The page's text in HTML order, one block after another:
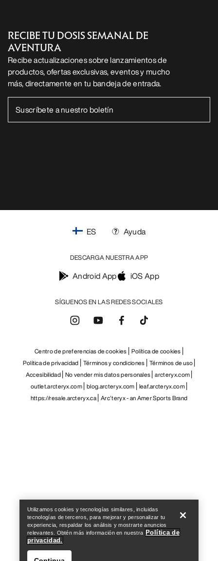
RECIBE TU DOSIS SEMANAL DE
AVENTURA
Recibe actualizaciones sobre lanzamientos de
productos, ofertas exclusivas, eventos y mucho
más, directamente en tu bandeja de entrada.
SÍGUENOS EN LAS REDES SOCIALES
ES Ayuda
DESCARGA NUESTRA APP
Android App iOS App
Centro de preferencias de cookies Política de cookies
Política de privacidad Términos y condiciones Términos de uso
Accesibilidad No vender mis datos personales arcteryx.com
outlet.arcteryx.com blog.arcteryx.com leaf.arcteryx.com
https://resale.arcteryx.ca Arc'teryx - an Amer Sports Brand
Utilizamos cookies y tecnologías similares, incluidas
tecnologías de terceros, para mejorar y personalizar tu
experiencia, respaldar los análisis y mostrarte anuncios
relevantes. Obtén más información en nuestra Política de
privacidad.